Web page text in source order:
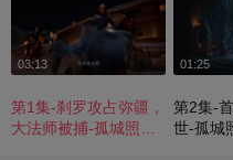
03:13
第1集-刹罗攻占弥疆，
大法师被捕-孤城照：
01:25
第2集-
世-孤城